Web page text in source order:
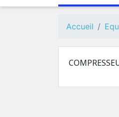
PRODUITS
CONICAL
FAUTEUIL
Accueil